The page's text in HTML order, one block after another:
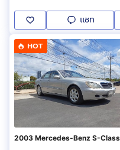
แชท
HOT
2003 Mercedes-Benz S-